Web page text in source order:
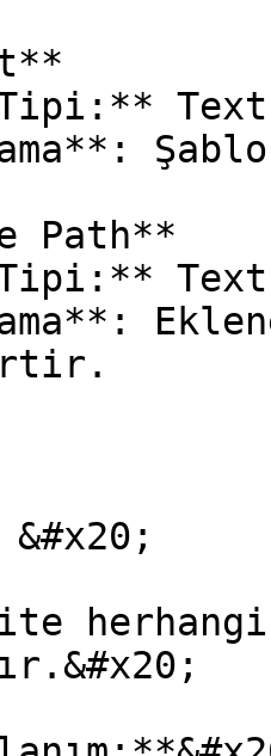
Path**